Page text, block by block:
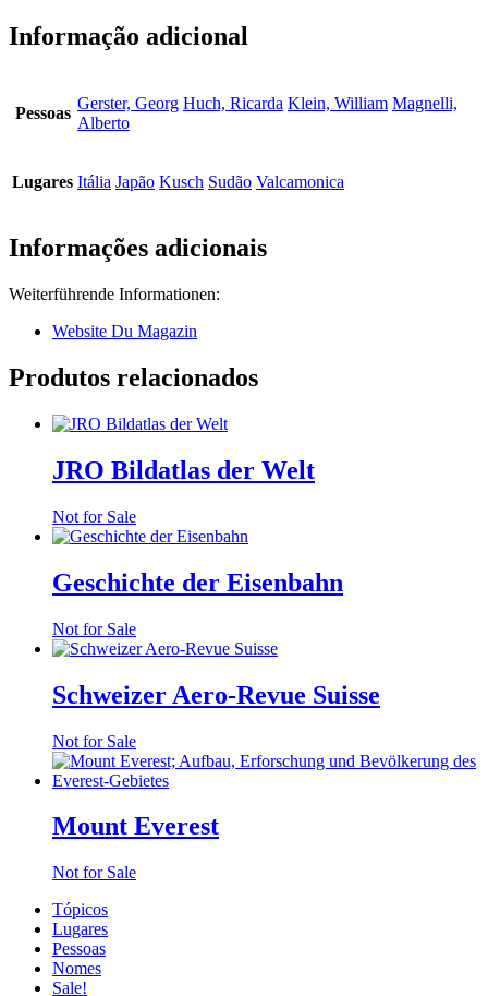
Informação adicional
Pessoas
Gerster, Georg Huch, Ricarda Klein, William Magnelli,
Alberto
Lugares Itália Japão Kusch Sudão Valcamonica
Informações adicionais
Weiterführende Informationen:
Website Du Magazin
Produtos relacionados
JRO Bildatlas der Welt
Not for Sale
Geschichte der Eisenbahn
Not for Sale
Schweizer Aero-Revue Suisse
Not for Sale
Mount Everest
Not for Sale
Tópicos
Lugares
Pessoas
Nomes
Sale!